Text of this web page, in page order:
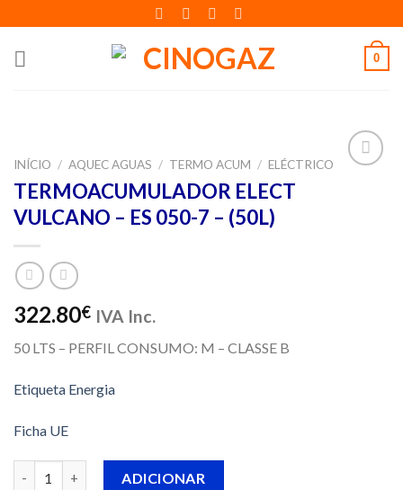
to
content
0
INÍCIO / AQUEC AGUAS / TERMO ACUM / ELÉCTRICO
TERMOACUMULADOR ELECT
VULCANO – ES 050-7 – (50L)
322.80€ IVA Inc.
50 LTS – PERFIL CONSUMO: M – CLASSE B
Etiqueta Energia
Ficha UE
ADICIONAR